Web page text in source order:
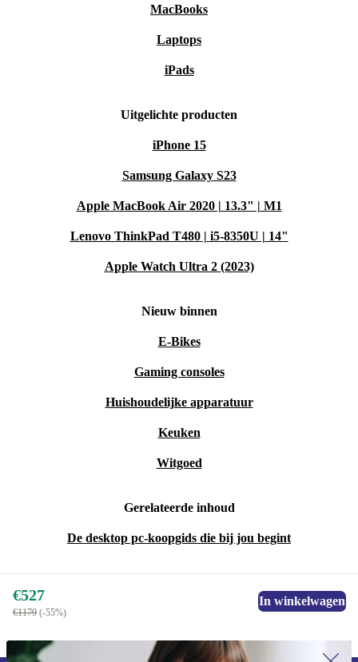
MacBooks
Laptops
iPads
Uitgelichte producten
iPhone 15
Samsung Galaxy S23
Apple MacBook Air 2020 | 13.3" | M1
Lenovo ThinkPad T480 | i5-8350U | 14"
Apple Watch Ultra 2 (2023)
Nieuw binnen
E-Bikes
Gaming consoles
Huishoudelijke apparatuur
Keuken
Witgoed
Gerelateerde inhoud
De desktop pc-koopgids die bij jou begint
€527
€1179 (-55%)
In winkelwagen